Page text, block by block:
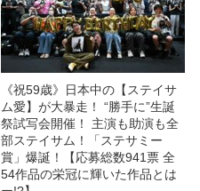
《祝59歳》日本中の【ステイサ
ム愛】が大暴走！ “勝手に”生誕
祭試写会開催！ 主演も助演も全
部ステイサム！「ステサミー
賞」爆誕！【応募総数941票 全
54作品の栄冠に輝いた作品とは